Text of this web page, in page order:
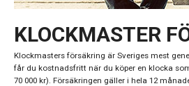
KLOCKMASTER
Klockmasters försäkring är Sveriges mest
får du kostnadsfritt när du köper en klocka
70 000 kr). Försäkringen gäller i hela 12